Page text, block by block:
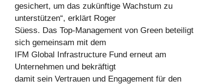
gesichert, um das zukünftige Wachstum zu
unterstützen“, erklärt Roger
Süess. Das Top-Management von Green beteiligt
sich gemeinsam mit dem
IFM Global Infrastructure Fund erneut am
Unternehmen und bekräftigt
damit sein Vertrauen und Engagement für den